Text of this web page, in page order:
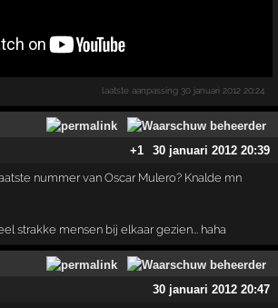
laatste aanpassing 30 januari 2012 20:24
+1
30 januari 2012 20:39
nummer van Oscar Mulero? Knalde mn
strakke mensen bij elkaar gezien... haha
30 januari 2012 20:47